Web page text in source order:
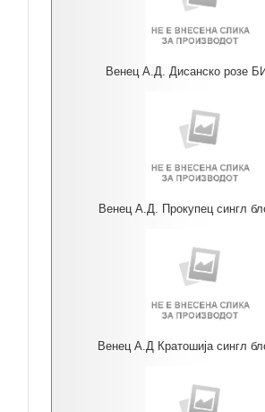
Венец А.Д. Дисанско розе
Венец А.Д. Прокупец сингл
Венец А.Д Кратошија сингл